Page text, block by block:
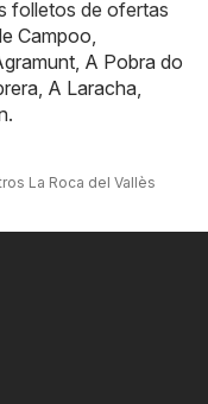
folletos de ofertas
Campoo,
, A Pobra do
, A Laracha,
.
La Roca del Vallès